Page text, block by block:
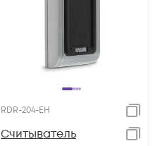
RDR-204-EH
Cчитыватель